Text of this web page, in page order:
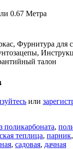
0.67 Метра
Фурнитура для
талон
или
поликарбоната,
теплица, парник,
, садовая, дачная